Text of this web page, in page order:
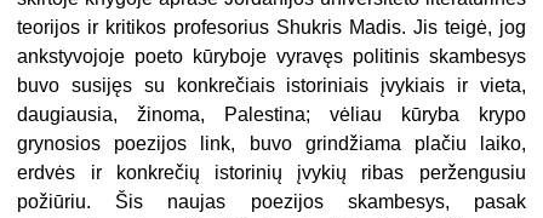
teorijos ir kritikos profesorius Shukris Madis. Jis teigė, jog
ankstyvojoje poeto kūryboje vyravęs politinis skambesys
buvo susijęs su konkrečiais istoriniais įvykiais ir vieta,
daugiausia, žinoma, Palestina; vėliau kūryba krypo
grynosios poezijos link, buvo grindžiama plačiu laiko,
erdvės ir konkrečių istorinių įvykių ribas peržengusiu
požiūriu. Šis naujas poezijos skambesys, pasak